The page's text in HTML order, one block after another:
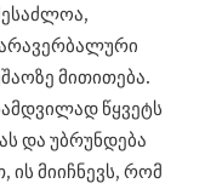
მითითება.
წყვეტს
და უბრუნდება
ის მიიჩნევს, რომ